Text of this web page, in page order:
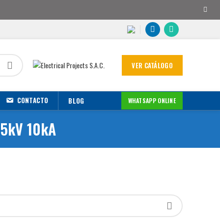
VER CATÁLOGO
CONTACTO BLOG WHATSAPP ONLINE
10kA